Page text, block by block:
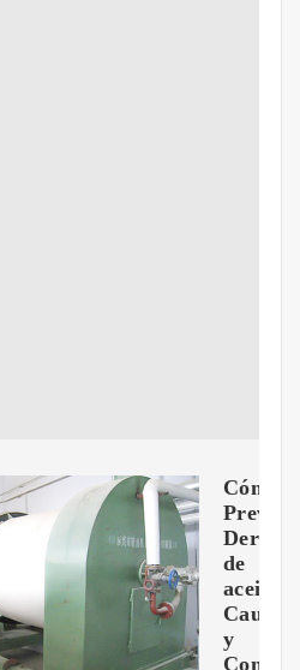
Cómo
de
aceite:
Causas
y